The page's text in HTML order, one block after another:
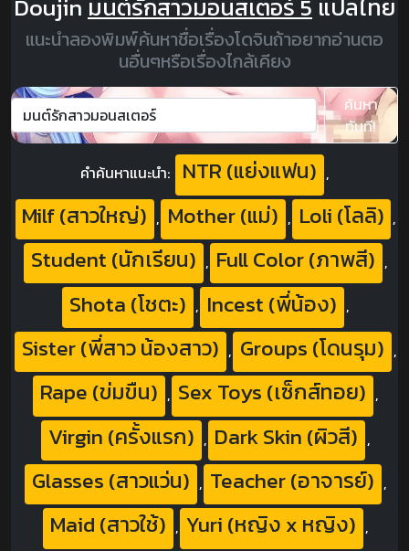
Doujin มนต์รักสาวมอนสเตอร์ 5 แปลไทย
แนะนำลองพิมพ์ค้นหาชื่อเรื่องโดจินถ้าอยากอ่านตอ
นอื่นๆหรือเรื่องไกล้เคียง
ค้นหา
ทันที!
คำค้นหาแนะนำ: NTR (แย่งแฟน) ,
Milf (สาวใหญ่) , Mother (แม่) , Loli (โลลิ) ,
Student (นักเรียน) , Full Color (ภาพสี) ,
Shota (โชตะ) , Incest (พี่น้อง) ,
Sister (พี่สาว น้องสาว) , Groups (โดนรุม) ,
Rape (ข่มขืน) , Sex Toys (เซ็กส์ทอย) ,
Virgin (ครั้งแรก) , Dark Skin (ผิวสี) ,
Glasses (สาวแว่น) , Teacher (อาจารย์) ,
Maid (สาวใช้) , Yuri (หญิง x หญิง) ,